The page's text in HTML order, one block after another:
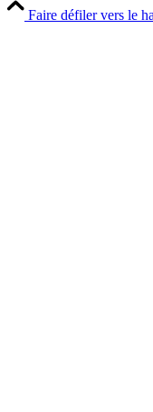
Faire défiler vers le